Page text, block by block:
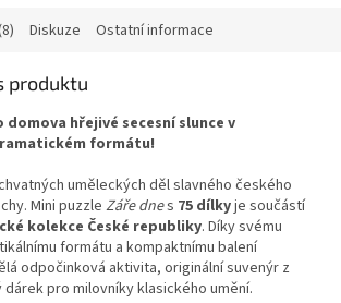
Diskuze Ostatní informace
produktu
domova hřejivé secesní slunce v
formátu!
uměleckých děl slavného českého
Mini puzzle Záře dnes 75 dílkyje součástí
kolekce České republiky. Díky svému
formátu a kompaktnímu balení
odpočinková aktivita, originální suvenýr z
pro milovníky klasického umění.